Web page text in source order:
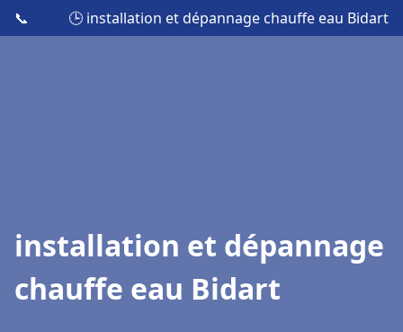
📞 🕒 installation et dépannage chauffe eau Bidart
installation et dépannage
chauffe eau Bidart